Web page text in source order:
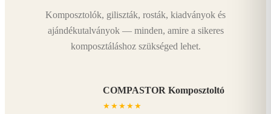
Komposztolók, giliszták, rosták, kiadványok és
ajándékutalványok — minden, amire a sikeres
komposztáláshoz szükséged lehet.
COMPASTOR Komposztoltó
★ ★ ★ ★ ★